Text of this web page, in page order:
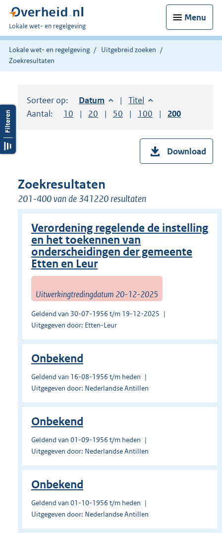
Menu
U
bent
hier:
Lokale wet- en regelgeving
Lokale wet- en regelgeving
Uitgebreid zoeken
Zoekresultaten
Sorteer op: Sorteer op:
Datum aflopendSorteer op:
Titel oplopend
Aantal:
Toon
10 resultaten per pagina
Toon
20 resultaten per pagina
Toon
50 resultaten per pagina
Toon
100 resultaten per
Toon
200
Download
Zoekresultaten
201-400 van de 341220 resultaten
Verordening regelende de instelling
en het toekennen van
onderscheidingen der gemeente
Etten en Leur
Uitwerkingtredingdatum 20-12-2025
Geldend van 30-07-1956 t/m 19-12-2025
Uitgegeven door: Etten-Leur
Onbekend
Geldend van 16-08-1956 t/m heden
Uitgegeven door: Nederlandse Antillen
Onbekend
Geldend van 01-09-1956 t/m heden
Uitgegeven door: Nederlandse Antillen
Onbekend
Geldend van 01-10-1956 t/m heden
Uitgegeven door: Nederlandse Antillen